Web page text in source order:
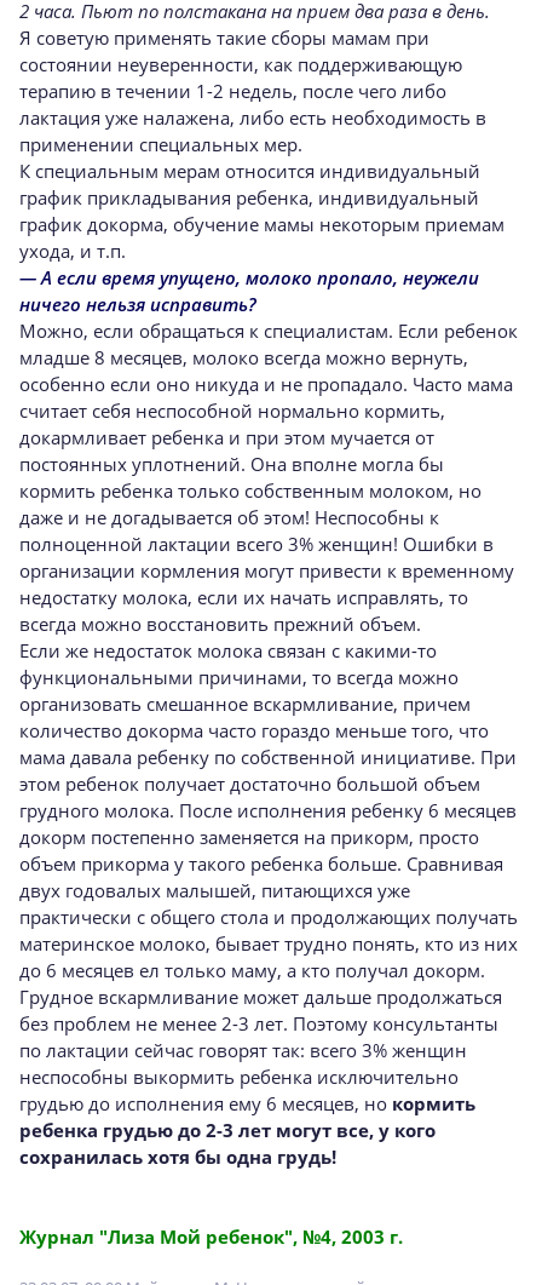
2 часа. Пьют по полстакана на прием два раза в день.
Я советую применять такие сборы мамам при
состоянии неуверенности, как поддерживающую
терапию в течении 1-2 недель, после чего либо
лактация уже налажена, либо есть необходимость в
применении специальных мер.
К специальным мерам относится индивидуальный
график прикладывания ребенка, индивидуальный
график докорма, обучение мамы некоторым приемам
ухода, и т.п.
— А если время упущено, молоко пропало, неужели
ничего нельзя исправить?
Можно, если обращаться к специалистам. Если ребенок
младше 8 месяцев, молоко всегда можно вернуть,
особенно если оно никуда и не пропадало. Часто мама
считает себя неспособной нормально кормить,
докармливает ребенка и при этом мучается от
постоянных уплотнений. Она вполне могла бы
кормить ребенка только собственным молоком, но
даже и не догадывается об этом! Неспособны к
полноценной лактации всего 3% женщин! Ошибки в
организации кормления могут привести к временному
недостатку молока, если их начать исправлять, то
всегда можно восстановить прежний объем.
Если же недостаток молока связан с какими-то
функциональными причинами, то всегда можно
организовать смешанное вскармливание, причем
количество докорма часто гораздо меньше того, что
мама давала ребенку по собственной инициативе. При
этом ребенок получает достаточно большой объем
грудного молока. После исполнения ребенку 6 месяцев
докорм постепенно заменяется на прикорм, просто
объем прикорма у такого ребенка больше. Сравнивая
двух годовалых малышей, питающихся уже
практически с общего стола и продолжающих получать
материнское молоко, бывает трудно понять, кто из них
до 6 месяцев ел только маму, а кто получал докорм.
Грудное вскармливание может дальше продолжаться
без проблем не менее 2-3 лет. Поэтому консультанты
по лактации сейчас говорят так: всего 3% женщин
неспособны выкормить ребенка исключительно
грудью до исполнения ему 6 месяцев, но кормить
ребенка грудью до 2-3 лет могут все, у кого
сохранилась хотя бы одна грудь!
Журнал "Лиза Мой ребенок", №4, 2003 г.